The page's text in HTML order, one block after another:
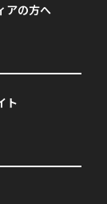
アの方へ
ト